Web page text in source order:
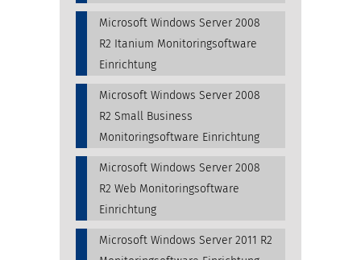
Microsoft Windows Server 2008
R2 Itanium Monitoringsoftware
Einrichtung
Microsoft Windows Server 2008
R2 Small Business
Monitoringsoftware Einrichtung
Microsoft Windows Server 2008
R2 Web Monitoringsoftware
Einrichtung
Microsoft Windows Server 2011 R2